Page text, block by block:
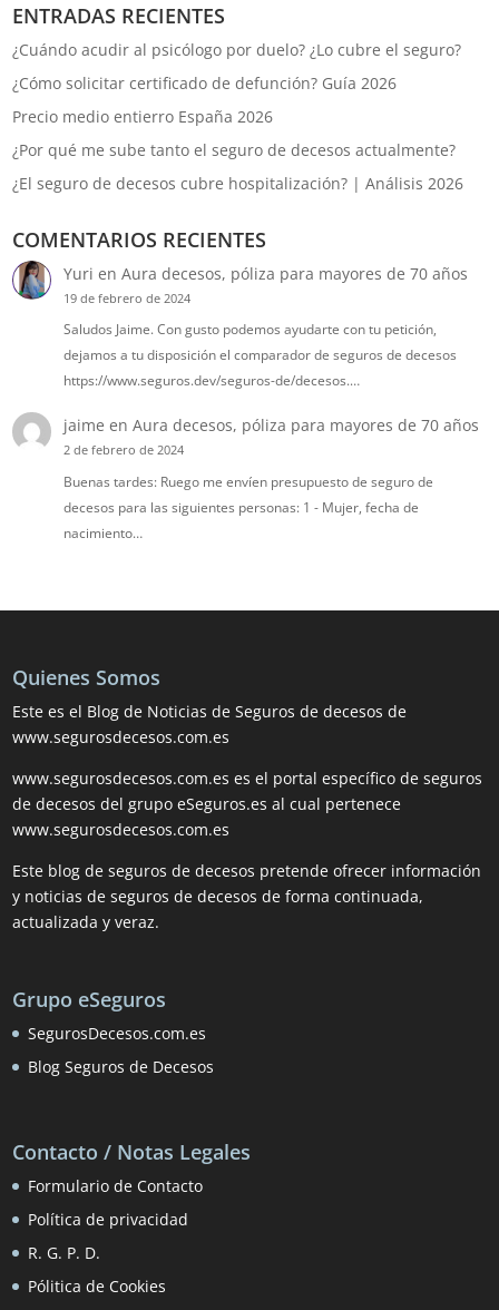
ENTRADAS RECIENTES
¿Cuándo acudir al psicólogo por duelo? ¿Lo cubre el seguro?
¿Cómo solicitar certificado de defunción? Guía 2026
Precio medio entierro España 2026
¿Por qué me sube tanto el seguro de decesos actualmente?
¿El seguro de decesos cubre hospitalización? | Análisis 2026
COMENTARIOS RECIENTES
Yuri en Aura decesos, póliza para mayores de 70 años
19 de febrero de 2024
Saludos Jaime. Con gusto podemos ayudarte con tu petición,
dejamos a tu disposición el comparador de seguros de decesos
https://www.seguros.dev/seguros-de/decesos.…
jaime en Aura decesos, póliza para mayores de 70 años
2 de febrero de 2024
Buenas tardes: Ruego me envíen presupuesto de seguro de
decesos para las siguientes personas: 1 - Mujer, fecha de
nacimiento…
Quienes Somos
Este es el Blog de Noticias de Seguros de decesos de
www.segurosdecesos.com.es
www.segurosdecesos.com.es es el portal específico de seguros
de decesos del grupo eSeguros.es al cual pertenece
www.segurosdecesos.com.es
Este blog de seguros de decesos pretende ofrecer información
y noticias de seguros de decesos de forma continuada,
actualizada y veraz.
Grupo eSeguros
SegurosDecesos.com.es
Blog Seguros de Decesos
Contacto / Notas Legales
Formulario de Contacto
Política de privacidad
R. G. P. D.
Pólitica de Cookies